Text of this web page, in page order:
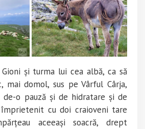
și turma lui cea albă, ca să
mai domol, sus pe Vârful Cârja,
de-o pauză și de hidratare și de
cu doi craioveni tare
aceeași soacră, drept